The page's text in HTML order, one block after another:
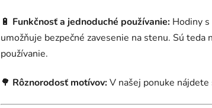
🔋 Funkčnosť a jednoduché používanie: Hodiny
umožňuje bezpečné zavesenie na stenu. Sú
používanie.
🌳 Rôznorodosť motívov:V našej ponuke